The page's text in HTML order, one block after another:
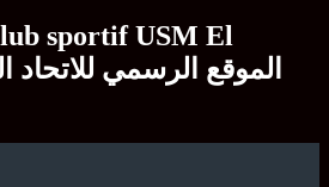
sportif USM El